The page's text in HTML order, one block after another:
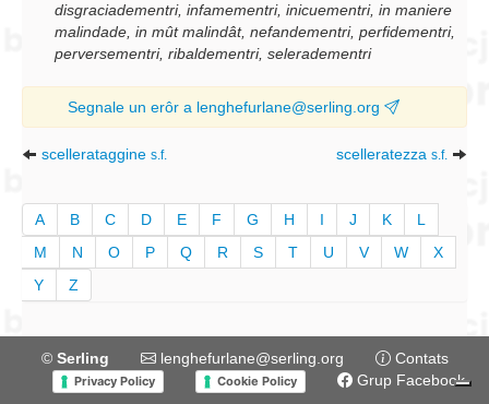
disgraciadementri, infamementri, inicuementri, in maniere
malindade, in mût malindât, nefandementri, perfidementri,
perversementri, ribaldementri, seleradementri
Segnale un erôr a lenghefurlane@serling.org
scellerataggine s.f. scelleratezza s.f.
A B C D E F G H I J K
L
M
N O P Q R S T U V W
X
Y
Z
© Serling lenghefurlane@serling.org Contats
Privacy Policy Cookie Policy Grup Facebook